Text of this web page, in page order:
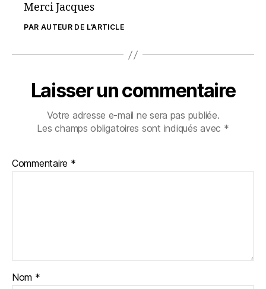
Merci Jacques
PAR AUTEUR DE L’ARTICLE
Laisser un commentaire
Votre adresse e-mail ne sera pas publiée.
Les champs obligatoires sont indiqués avec *
Commentaire *
Nom *